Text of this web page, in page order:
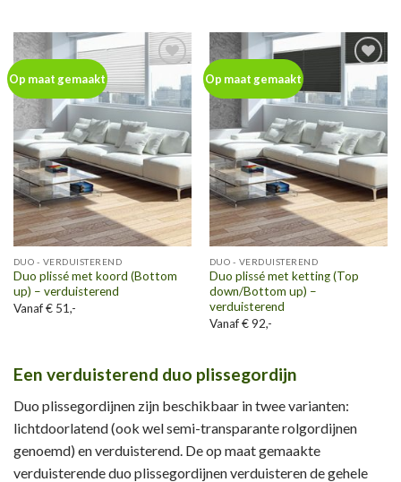
Op maat gemaakt
Toevoegen
aan
wenslijst
DUO - VERDUISTEREND
Duo plissé met koord (Bottom
up) – verduisterend
Vanaf € 51,-
Op maat gemaakt
Toevoegen
aan
wenslijst
DUO - VERDUISTEREND
Duo plissé met ketting (Top
down/Bottom up) –
verduisterend
Vanaf € 92,-
Een verduisterend duo plissegordijn
Duo plissegordijnen zijn beschikbaar in twee varianten:
lichtdoorlatend (ook wel semi-transparante rolgordijnen
genoemd) en verduisterend. De op maat gemaakte
verduisterende duo plissegordijnen verduisteren de gehele